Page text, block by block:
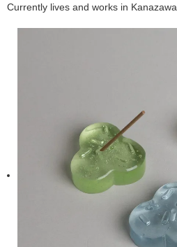
Currently lives and works in Kanazawa